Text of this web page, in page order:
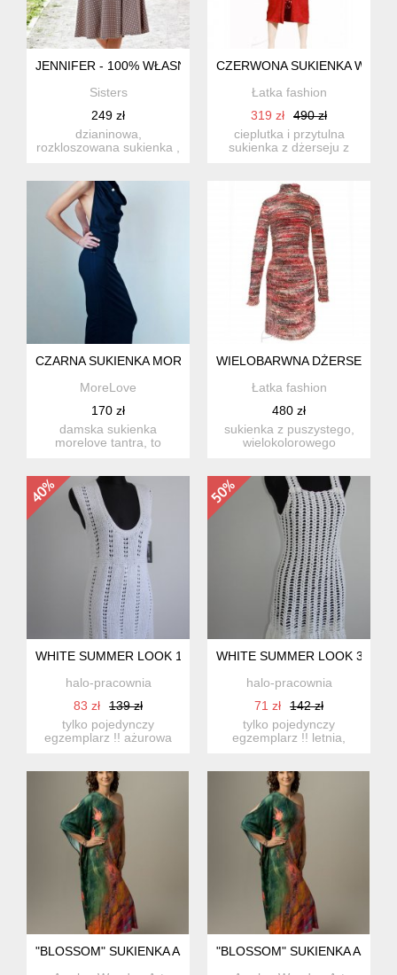
JENNIFER - 100% WŁASNA POLSKA PRODUKCJA -
Sisters
249 zł
dzianinowa,
rozkloszowana sukienka ,
CZERWONA SUKIENKA
Łatka fashion
319 zł
490 zł
cieplutka i przytulna
sukienka z dżerseju z
CZARNA SUKIENKA MORELOVE TANTRA
MoreLove
170 zł
damska sukienka
morelove tantra, to
WIELOBARWNA
Łatka fashion
480 zł
sukienka z puszystego,
wielokolorowego
WHITE SUMMER LOOK 1
halo-pracownia
83 zł
139 zł
tylko pojedynczy
egzemplarz !! ażurowa
WHITE SUMMER LOOK 3
halo-pracownia
71 zł
142 zł
tylko pojedynczy
egzemplarz !! letnia,
"BLOSSOM" SUKIENKA ASYMETRYCZNA Z BAMBUSA
"BLOSSOM" SUKIENKA